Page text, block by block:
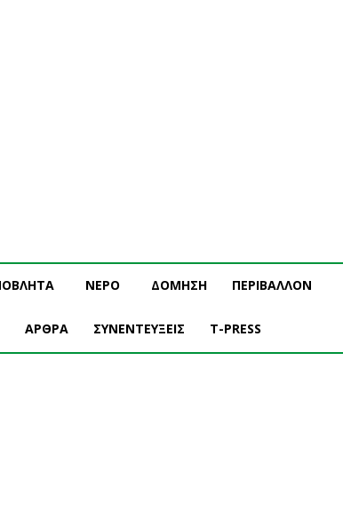
ΝΕΡΟ ΔΟΜΗΣΗ ΠΕΡΙΒΑΛΛΟΝ
ΑΡΘΡΑ ΣΥΝΕΝΤΕΥΞΕΙΣ T-PRESS